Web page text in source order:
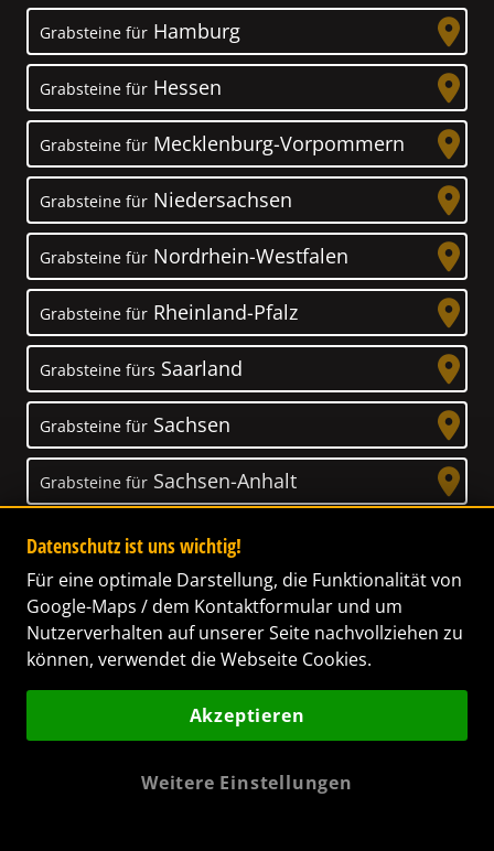
Grabsteine für Hamburg
Grabsteine für Hessen
Grabsteine für Mecklenburg-Vorpommern
Grabsteine für Niedersachsen
Grabsteine für Nordrhein-Westfalen
Grabsteine für Rheinland-Pfalz
Grabsteine fürs Saarland
Grabsteine für Sachsen
Grabsteine für Sachsen-Anhalt
Grabsteine für Schleswig-Holstein
Grabsteine fürThüringen
Unser Anspruch
Das Leben ist ein Geschenk! – Nun haben wir
Datenschutz ist uns wichtig!
Für eine optimale Darstellung, die Funktionalität von
Google-Maps / dem Kontaktformular und um
Nutzerverhalten auf unserer Seite nachvollziehen zu
können, verwendet die Webseite Cookies.
Akzeptieren
Weitere Einstellungen